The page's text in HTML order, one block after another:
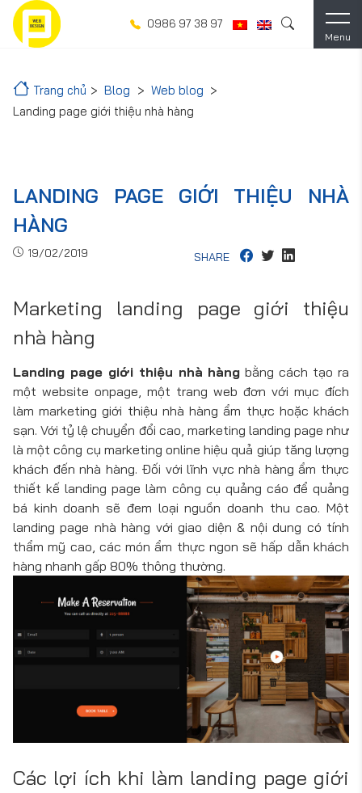
Menu
0986 97 38 97
Trang chủ Blog
Web blog
Landing page giới thiệu nhà hàng
LANDING PAGE GIỚI THIỆU NHÀ
HÀNG
19/02/2019 SHARE
Marketing landing page giới thiệu
nhà hàng
Landing page giới thiệu nhà hàng bằng cách tạo ra
một website onpage, một trang web đơn với mục đích
làm marketing giới thiệu nhà hàng ẩm thực hoặc khách
sạn. Với tỷ lệ chuyển đổi cao, marketing landing page như
là một công cụ marketing online hiệu quả giúp tăng lượng
khách đến nhà hàng. Đối với lĩnh vực nhà hàng ẩm thực
thiết kế landing page làm công cụ quảng cáo để quảng
bá kinh doanh sẽ đem loại nguồn doanh thu cao. Một
landing page nhà hàng với giao diện & nội dung có tính
thẩm mỹ cao, các món ẩm thực ngon sẽ hấp dẫn khách
hàng nhanh gấp 80% thông thường.
Các lợi ích khi làm landing page giới